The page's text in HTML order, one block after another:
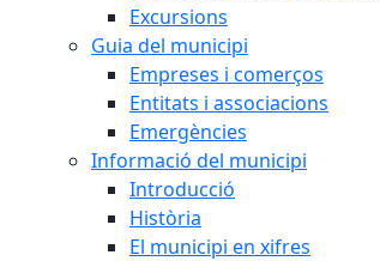
Excursions
Guia del municipi
Empreses i comerços
Entitats i associacions
Emergències
Informació del municipi
Introducció
Història
El municipi en xifres